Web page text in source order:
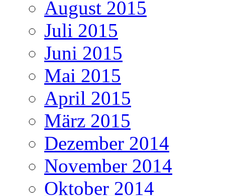
August 2015
Juli 2015
Juni 2015
Mai 2015
April 2015
März 2015
Dezember 2014
November 2014
Oktober 2014